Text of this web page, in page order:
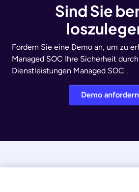
Sind Sie
Fordern Sie eine Demo an, um zu
Managed SOC Ihre Sicherheit
Dienstleistungen Managed SOC .
Demo anfordern